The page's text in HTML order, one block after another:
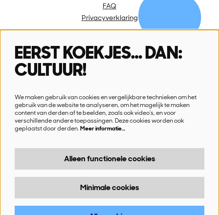
FAQ
Privacyverklaring
Volg ons
Schrijf je in voor onze nieuwsbrief
Ik wil nieuws!
EERST KOEKJES… DAN:
CULTUUR!
We maken gebruik van cookies en vergelijkbare technieken om het
gebruik van de website te analyseren, om het mogelijk te maken
content van derden af te beelden, zoals ook video’s, en voor
verschillende andere toepassingen. Deze cookies worden ook
geplaatst door derden.Meer informatie…
Alleen functionele cookies
Minimale cookies